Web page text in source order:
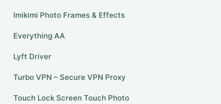
Imikimi Photo Frames & Effects
Everything AA
Lyft Driver
Turbo VPN – Secure VPN Proxy
Touch Lock Screen Touch Photo